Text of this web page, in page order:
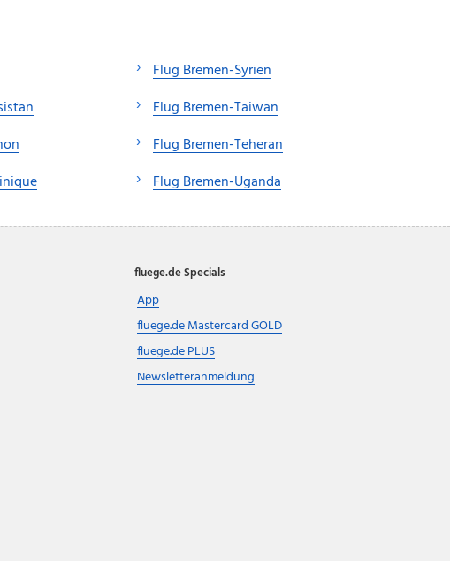
Flug Bremen-Syrien
Flug Bremen-Taiwan
Flug Bremen-Teheran
Flug Bremen-Uganda